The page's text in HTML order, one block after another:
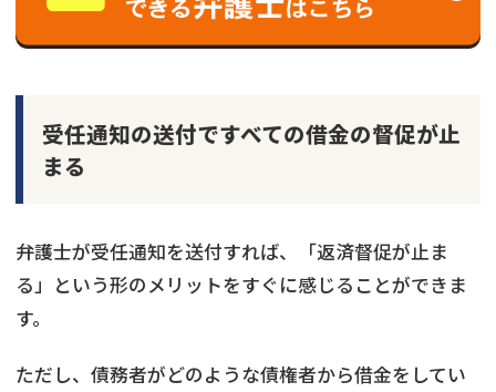
受任通知の送付ですべての借金の督促が止
まる
弁護士が受任通知を送付すれば、「返済督促が止ま
る」という形のメリットをすぐに感じることができま
す。
ただし、債務者がどのような債権者から借金をしてい